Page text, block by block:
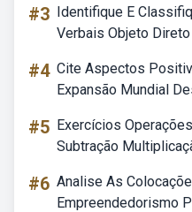
#3 Identifique E
Verbais Objeto
#4 Cite Aspectos
Expansão Mundial
#5 Exercícios
Subtração
#6 Analise As
Empreendedorismo